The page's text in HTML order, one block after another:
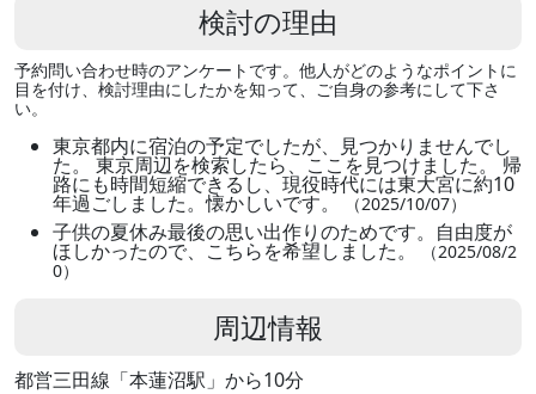
検討の理由
予約問い合わせ時のアンケートです。他人がどのようなポイントに
目を付け、検討理由にしたかを知って、ご自身の参考にして下さ
い。
東京都内に宿泊の予定でしたが、見つかりませんでし
た。 東京周辺を検索したら、ここを見つけました。 帰
路にも時間短縮できるし、現役時代には東大宮に約10
年過ごしました。懐かしいです。 （2025/10/07）
子供の夏休み最後の思い出作りのためです。自由度が
ほしかったので、こちらを希望しました。
（2025/08/2
0）
周辺情報
都営三田線「本蓮沼駅」から10分